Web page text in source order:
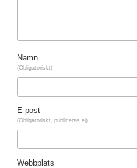
Namn
(Obligatoriskt)
E-post
(Obligatoriskt, publiceras ej)
Webbplats